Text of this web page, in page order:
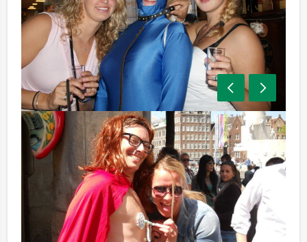
Programma-indicatie:
13.00 - 14.00 uur Voorgerecht
14.00 - 15.00 uur Crazy game deel 1
15.00 - 16.00 uur Hoofdgerecht
16.00 - 17.00 uur Crazy game deel 2
17.00 - 18.00 uur Nagerecht